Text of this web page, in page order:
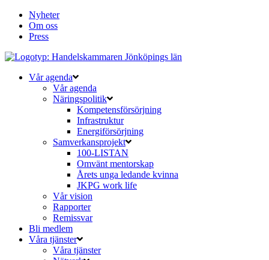
Nyheter
Om oss
Press
Vår agenda
Vår agenda
Näringspolitik
Kompetensförsörjning
Infrastruktur
Energiförsörjning
Samverkansprojekt
100-LISTAN
Omvänt mentorskap
Årets unga ledande kvinna
JKPG work life
Vår vision
Rapporter
Remissvar
Bli medlem
Våra tjänster
Våra tjänster